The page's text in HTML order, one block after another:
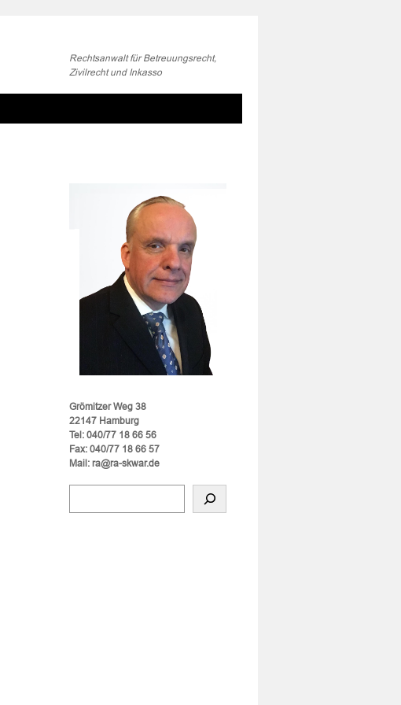
Rechtsanwalt für Betreuungsrecht,
Zivilrecht und Inkasso
Grömitzer Weg 38
22147 Hamburg
Tel: 040/77 18 66 56
Fax: 040/77 18 66 57
Mail: ra@ra-skwar.de